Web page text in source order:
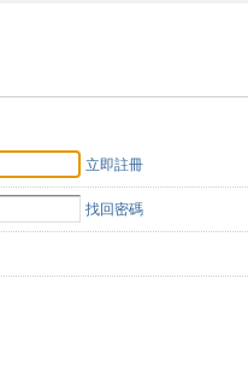
立即註冊
找回密碼